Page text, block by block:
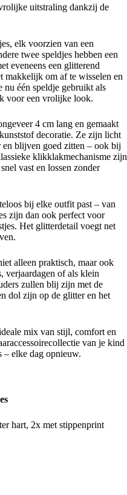
uitstraling dankzij de
elk voorzien van een
twee speldjes hebben een
eveneens een glitterend
makkelijk om af te wisselen en
nu één speldje gebruikt als
voor een vrolijke look.
4 cm lang en gemaakt
decoratie. Ze zijn licht
en blijven goed zitten – ook bij
klikklakmechanisme zijn
vast en lossen zonder
bij elke outfit past – van
zijn dan ook perfect voor
Het glitterdetail voegt net
alleen praktisch, maar ook
verjaardagen of als klein
zullen blij zijn met de
dol zijn op de glitter en het
mix van stijl, comfort en
van je kind
– elke dag opnieuw.
hart, 2x met stippenprint